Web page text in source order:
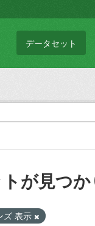
データセット
が見つ
ズ 表示